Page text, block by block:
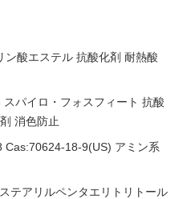
酸エステル 抗酸化剤 耐熱酸
パイロ・フォスフィート 抗酸
消色防止
18-9(US) アミン系
テアリルペンタエリトリトール